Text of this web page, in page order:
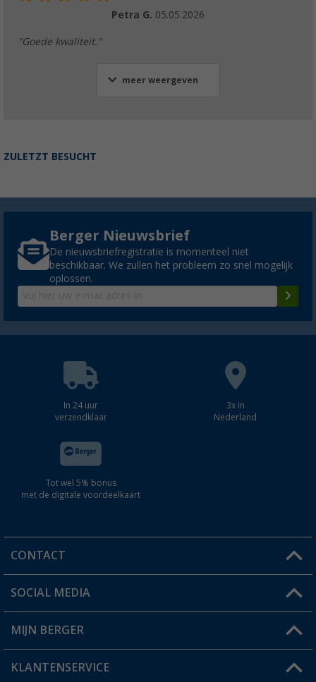
Petra G. 05.05.2026
"Goede kwaliteit."
meer weergeven
ZULETZT BESUCHT
Berger Nieuwsbrief
De nieuwsbriefregistratie is momenteel niet
beschikbaar. We zullen het probleem zo snel mogelijk
oplossen.
In 24 uur
verzendklaar
3x in
Nederland
Tot wel 5% bonus
met de digitale voordeelkaart
CONTACT
Een vraag?
Winkel vinden
SOCIAL MEDIA
MIJN BERGER
Mijn account
KLANTENSERVICE